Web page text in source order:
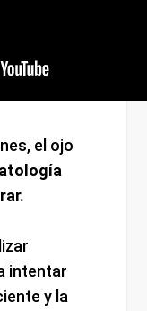
el ojo
intentar
y la